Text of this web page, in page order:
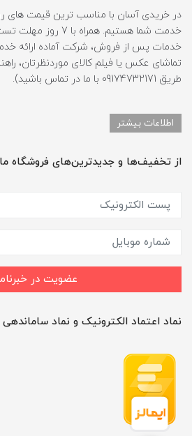
در خریدی آسان با مناسب ترین قیمت های
خدمت شما هستیم. همراه
خدمات پس از فروش، شرکت آماده ارائه
تماشای عکس یا فیلم کالای موردنظرتان،
طریق 09174732171 با ما در تماس باشید).
اطلاعات بیشتر
از تخفیف‌ها و جدیدترین‌های فروشگاه
عضویت در
نماد اعتماد الکترونیک و نماد ساماندهی